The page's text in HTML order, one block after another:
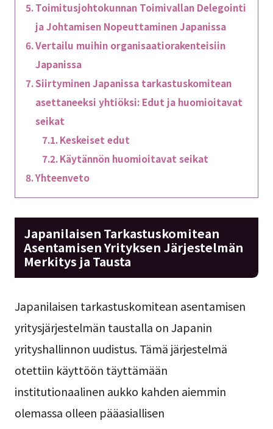
Toimitusjohtokunnan Toimivallan Delegointi
ja Johtamisen Nopeuttaminen Japanissa
Vertailu muihin organisaatiorakenteisiin
Japanissa
Siirtyminen Japanissa tarkastuskomitean
asettaneeksi yhtiöksi: Edut ja huomioitavat
seikat
Keskeiset edut
Käytännön huomioitavat seikat
Yhteenveto
Japanilaisen Tarkastuskomitean
Asentamisen Yrityksen Järjestelmän
Merkitys ja Tausta
Japanilaisen tarkastuskomitean asentamisen
yritysjärjestelmän taustalla on Japanin
yrityshallinnon uudistus. Tämä järjestelmä
otettiin käyttöön täyttämään
institutionaalinen aukko kahden aiemmin
olemassa olleen pääasiallisen